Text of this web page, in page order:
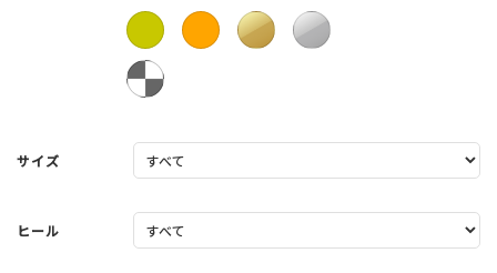
サイズ
ヒール